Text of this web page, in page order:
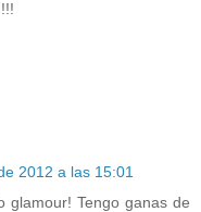
2012 a las 15:01
glamour! Tengo ganas de